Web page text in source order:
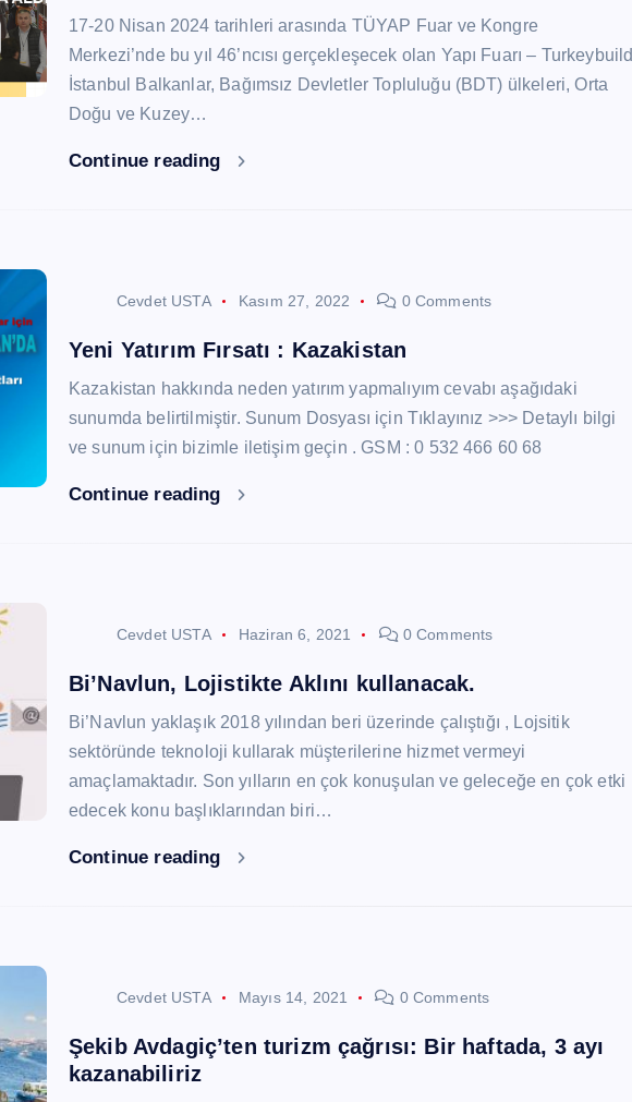
17-20 Nisan 2024 tarihleri arasında TÜYAP Fuar ve Kongre
Merkezi’nde bu yıl 46’ncısı gerçekleşecek olan Yapı Fuarı – Turkeybuild
İstanbul Balkanlar, Bağımsız Devletler Topluluğu (BDT) ülkeleri, Orta
Doğu ve Kuzey…
Continue reading
Cevdet USTA Kasım 27, 2022 0 Comments
Yeni Yatırım Fırsatı : Kazakistan
Kazakistan hakkında neden yatırım yapmalıyım cevabı aşağıdaki
sunumda belirtilmiştir. Sunum Dosyası için Tıklayınız >>> Detaylı bilgi
ve sunum için bizimle iletişim geçin . GSM : 0 532 466 60 68
Continue reading
Cevdet USTA Haziran 6, 2021 0 Comments
Bi’Navlun, Lojistikte Aklını kullanacak.
Bi’Navlun yaklaşık 2018 yılından beri üzerinde çalıştığı , Lojsitik
sektöründe teknoloji kullarak müşterilerine hizmet vermeyi
amaçlamaktadır. Son yılların en çok konuşulan ve geleceğe en çok etki
edecek konu başlıklarından biri…
Continue reading
Cevdet USTA Mayıs 14, 2021 0 Comments
Şekib Avdagiç’ten turizm çağrısı: Bir haftada, 3 ayı
kazanabiliriz